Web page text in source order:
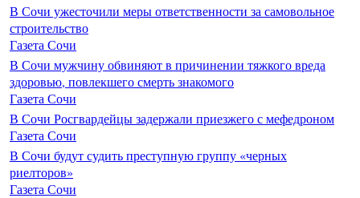
В Сочи ужесточили меры ответственности за самовольное
строительство
Газета Сочи
В Сочи мужчину обвиняют в причинении тяжкого вреда
здоровью, повлекшего смерть знакомого
Газета Сочи
В Сочи Росгвардейцы задержали приезжего с мефедроном
Газета Сочи
В Сочи будут судить преступную группу «черных
риелторов»
Газета Сочи